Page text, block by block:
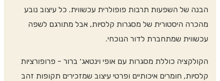
עכשווית. כל עיצוב נובע
אבל מתורגם לשפה
וינטאג׳ ברור - פרופורציות
עיצוב שמזכירים תקופות זהב